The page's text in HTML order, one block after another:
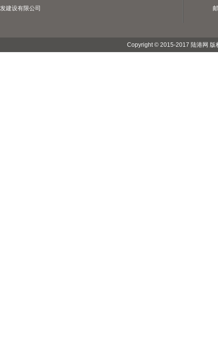
发建设有限公司
Copyright © 2015-2017 陆港网 版